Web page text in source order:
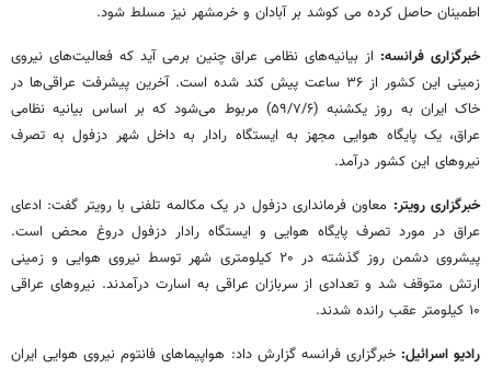
اطمینان حاصل کرده می کوشد بر آبادان و خرمشهر نیز مسلط شود.
خبرگزاری فرانسه: از بیانیه‌های نظامی عراق چنین برمی آید که فعالیت‌های نیروی
زمینی این کشور از ۳۶ ساعت پیش کند شده است. آخرین پیشرفت عراقی‌ها در
خاک ایران به روز یکشنبه (۵۹/۷/۶) مربوط می‌شود که بر اساس بیانیه نظامی
عراق، یک پایگاه هوایی مجهز به ایستگاه رادار به داخل شهر دزفول به تصرف
نیروهای این کشور درآمد.
خبرگزاری رویتر: معاون فرمانداری دزفول در یک مکالمه تلفنی با رویتر گفت: ادعای
عراق در مورد تصرف پایگاه هوایی و ایستگاه رادار دزفول دروغ محض است.
پیشروی دشمن روز گذشته در ۲۰ کیلومتری شهر توسط نیروی هوایی و زمینی
ارتش متوقف شد و تعدادی از سربازان عراقی به اسارت درآمدند. نیروهای عراقی
۱۰ کیلومتر عقب رانده شدند.
رادیو اسرائیل: خبرگزاری فرانسه گزارش داد: هواپیماهای فانتوم نیروی هوایی ایران